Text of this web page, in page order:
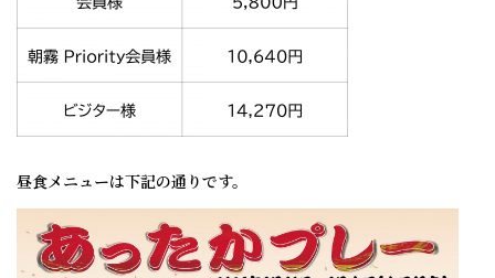
昼食メニューは下記の通りです。